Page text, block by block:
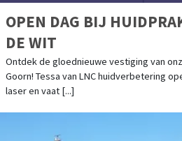
OPEN DAG BIJ
DE WIT
Ontdek de gloednieuwe vestiging van
Goorn! Tessa van LNC huidverbetering
laser en vaat [...]